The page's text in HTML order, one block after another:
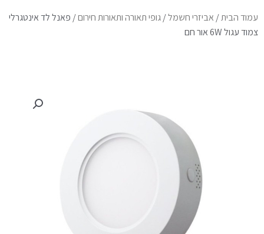
עמוד הבית/ אביזרי חשמל/גופי תאורה ותאורות חירום/ פאנל לד אינטגרלי
צמוד עגול 6W אור חם